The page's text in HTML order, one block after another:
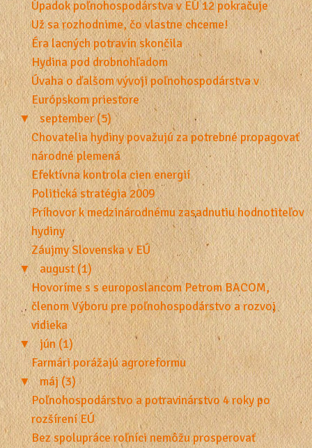
Úpadok poľnohospodárstva v EÚ 12 pokračuje
Už sa rozhodnime, čo vlastne chceme!
Éra lacných potravín skončila
Hydina pod drobnohľadom
Úvaha o ďalšom vývoji poľnohospodárstva v
Európskom priestore
▼
september (5)
Chovatelia hydiny považujú za potrebné propagovať
národné plemená
Efektívna kontrola cien energií
Politická stratégia 2009
Príhovor k medzinárodnému zasadnutiu hodnotiteľov
hydiny
Záujmy Slovenska v EÚ
▼
august (1)
Hovoríme s s europoslancom Petrom BACOM,
členom Výboru pre poľnohospodárstvo a rozvoj
vidieka
▼
jún (1)
Farmári porážajú agroreformu
▼
máj (3)
Poľnohospodárstvo a potravinárstvo 4 roky po
rozšírení EÚ
Bez spolupráce roľníci nemôžu prosperovať